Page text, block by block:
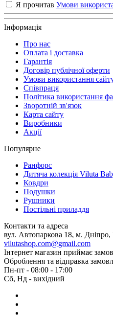
Я прочитав Умови
Інформація
Про нас
Оплата і доставка
Гарантія
Договір публічної оферти
Умови використання
Співпраця
Політика використання
Зворотній зв'язок
Карта сайту
Виробники
Акції
Популярне
Ранфорс
Дитяча колекція Viluta
Ковдри
Подушки
Рушники
Постільні приладдя
Контакти та адреса
вул. Автопаркова 18, м. Дніпро,
vilutashop.com@gmail.com
Інтернет магазин приймає
Оброблення та відправка
Пн-пт - 08:00 - 17:00
Сб, Нд - вихідний